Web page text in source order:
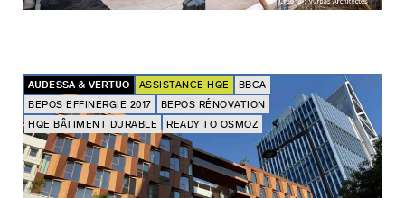
AUDESSA & VERTUO ASSISTANCE HQE
BBCA
BEPOS EFFINERGIE 2017
BEPOS RÉNOVATION
HQE BÂTIMENT DURABLE
READY TO OSMOZ